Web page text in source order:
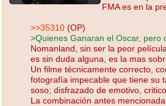
FMA es en la
>>35310 (OP)
>Quienes Ganaran el Oscar, pero
Nomanland, sin ser la peor
es sin duda alguna, es la mas
Un filme técnicamente correcto,
fotografía impecable que tiene su
soso; disfrazado de emotivo,
La combinación antes